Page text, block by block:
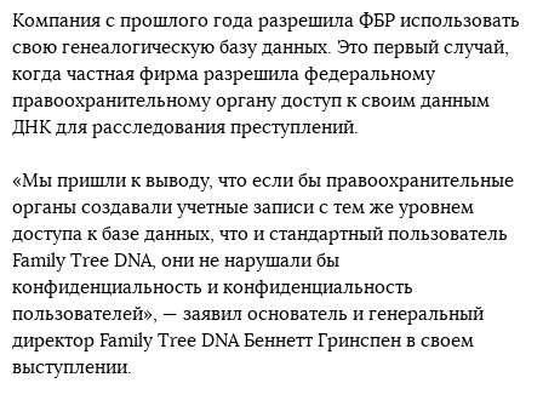
Компания с прошлого года разрешила ФБР использовать
свою генеалогическую базу данных. Это первый случай,
когда частная фирма разрешила федеральному
правоохранительному органу доступ к своим данным
ДНК для расследования преступлений.
«Мы пришли к выводу, что если бы правоохранительные
органы создавали учетные записи с тем же уровнем
доступа к базе данных, что и стандартный пользователь
Family Tree DNA, они не нарушали бы
конфиденциальность и конфиденциальность
пользователей», — заявил основатель и генеральный
директор Family Tree DNA Беннетт Гринспен в своем
выступлении.